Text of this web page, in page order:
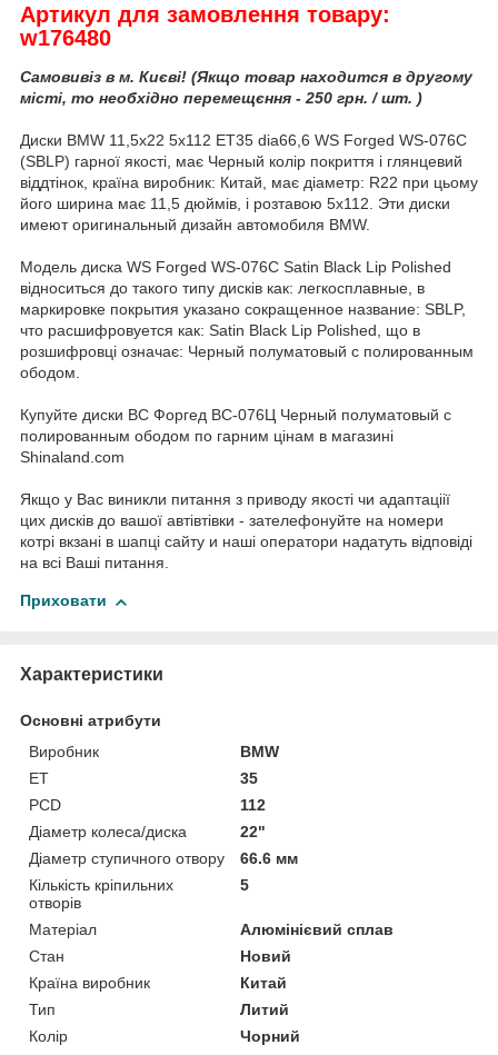
Артикул для замовлення товару:
w176480
Самовивіз в м. Києві! (Якщо товар находится в другому
місті, то необхідно перемещєння - 250 грн. / шт. )
Диски BMW 11,5x22 5x112 ET35 dia66,6 WS Forged WS-076C
(SBLP) гарної якості, має Черный колір покриття і глянцевий
віддтінок, країна виробник: Китай, має діаметр: R22 при цьому
його ширина має 11,5 дюймів, і розтавою 5x112. Эти диски
имеют оригинальный дизайн автомобиля BMW.
Модель диска WS Forged WS-076C Satin Black Lip Polished
відноситься до такого типу дисків как: легкосплавные, в
маркировке покрытия указано сокращенное название: SBLP,
что расшифровуется как: Satin Black Lip Polished, що в
розшифровці означає: Черный полуматовый с полированным
ободом.
Купуйте диски ВС Форгед ВС-076Ц Черный полуматовый с
полированным ободом по гарним цінам в магазині
Shinaland.com
Якщо у Вас виникли питання з приводу якості чи адаптаціії
цих дисків до вашої автівтівки - зателефонуйте на номери
котрі вкзані в шапці сайту и наші оператори надатуть відповіді
на всі Ваші питання.
Приховати
Характеристики
Основні атрибути
Виробник
BMW
ET
35
PCD
112
Діаметр колеса/диска
22"
Діаметр ступичного отвору
66.6 мм
Кількість кріпильних
отворів
5
Матеріал
Алюмінієвий сплав
Стан
Новий
Країна виробник
Китай
Тип
Литий
Колір
Чорний